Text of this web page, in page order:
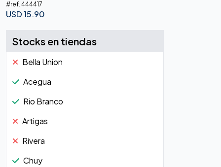
#ref. 444417
USD15.90
Stocks en tiendas
Bella Union
Acegua
Rio Branco
Artigas
Rivera
Chuy